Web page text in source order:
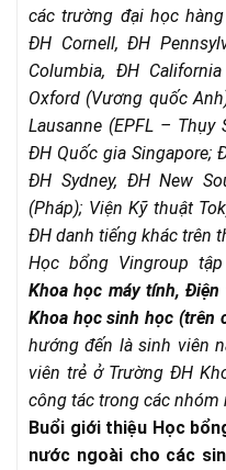
các trường đại học
ĐH Cornell, ĐH
Columbia, ĐH
Oxford (Vương quốc
Lausanne (EPFL – Thụy
ĐH Quốc gia Singapore;
ĐH Sydney, ĐH New
(Pháp); Viện Kỹ thuật
ĐH danh tiếng khác trên
Học bổng Vingroup
Khoa học máy tính,
Khoa học sinh học (trên
hướng đến là sinh viên
viên trẻ ở Trường ĐH
công tác trong các nhóm
Buổi giới thiệu Học
nước ngoài cho các